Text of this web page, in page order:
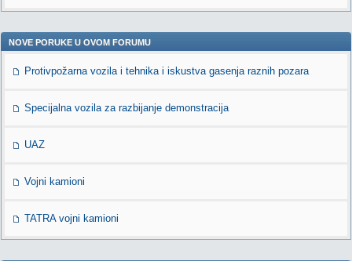
NOVE PORUKE U OVOM FORUMU
Protivpožarna vozila i tehnika i iskustva gasenja raznih pozara
Specijalna vozila za razbijanje demonstracija
UAZ
Vojni kamioni
TATRA vojni kamioni